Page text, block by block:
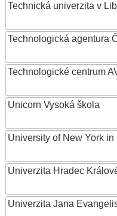
Technická univerzita v
Technologická agentura
Technologické centrum
Unicorn Vysoká škola
University of New York in
Univerzita Hradec
Univerzita Jana